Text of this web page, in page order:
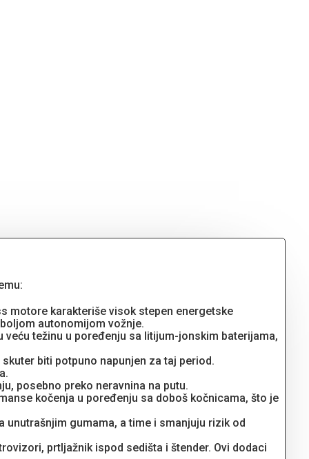
motore karakteriše visok stepen energetske
autonomijom vožnje.
težinu u poređenju sa litijum-jonskim baterijama,
biti potpuno napunjen za taj period.
posebno preko neravnina na putu.
kočenja u poređenju sa doboš kočnicama, što je
gumama, a time i smanjuju rizik od
prtljažnik ispod sedišta i štender. Ovi dodaci